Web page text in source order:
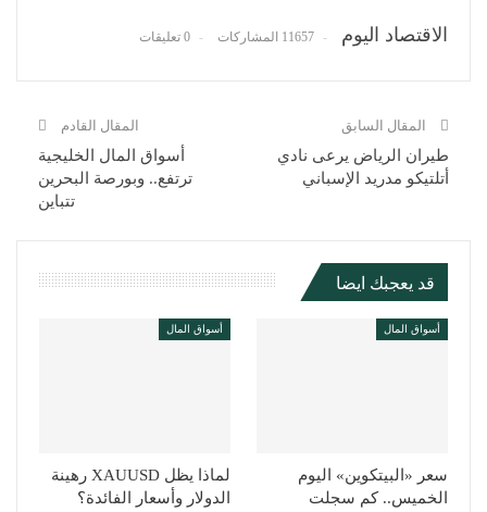
الاقتصاد اليوم 11657 المشاركات 0 تعليقات
المقال السابق
طيران الرياض يرعى نادي
أتلتيكو مدريد الإسباني
المقال القادم
أسواق المال الخليجية
ترتفع.. وبورصة البحرين
تتباين
قد يعجبك ايضا
أسواق المال
سعر «البيتكوين» اليوم
الخميس.. كم سجلت
أسواق المال
لماذا يظل XAUUSD رهينة
الدولار وأسعار الفائدة؟